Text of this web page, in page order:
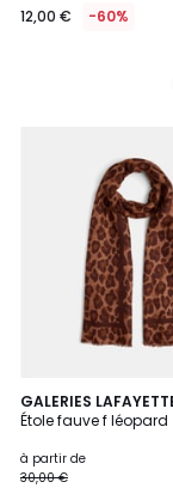
12,00 € -60%
GALERIES
Étole fauve f léopard
à partir de
30,00 €
5
Couleurs